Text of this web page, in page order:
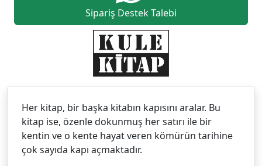
Sipariş Destek Talebi
Her kitap, bir başka kitabın kapısını aralar. Bu
kitap ise, özenle dokunmuş her satırı ile bir
kentin ve o kente hayat veren kömürün tarihine
çok sayıda kapı açmaktadır.